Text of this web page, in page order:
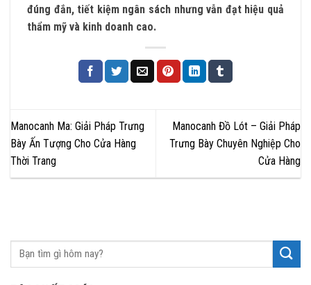
đúng đắn, tiết kiệm ngân sách nhưng vẫn đạt hiệu quả
thẩm mỹ và kinh doanh cao.
Manocanh Ma: Giải Pháp Trưng
Bày Ấn Tượng Cho Cửa Hàng
Thời Trang
Manocanh Đồ Lót – Giải Pháp
Trưng Bày Chuyên Nghiệp Cho
Cửa Hàng